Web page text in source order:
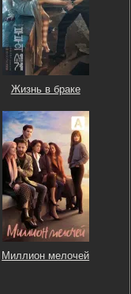
Жизнь в браке
Миллион мелочей